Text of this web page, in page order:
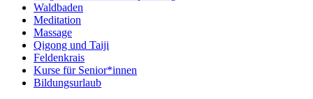
Waldbaden
Meditation
Massage
Qigong und Taiji
Feldenkrais
Kurse für Senior*innen
Bildungsurlaub